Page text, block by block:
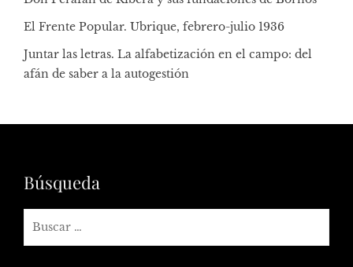
El Frente Popular. Ubrique, febrero-julio 1936
Juntar las letras. La alfabetización en el campo: del
afán de saber a la autogestión
Búsqueda